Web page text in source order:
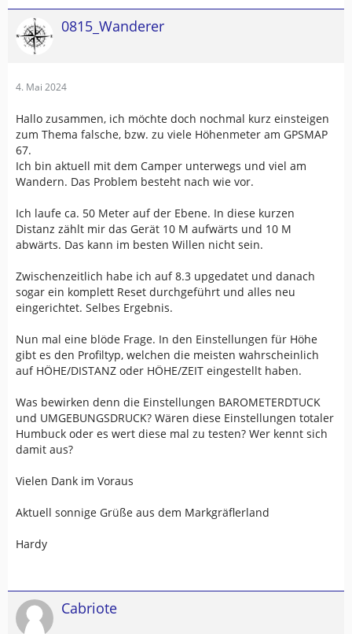
0815_Wanderer
4. Mai 2024
Hallo zusammen, ich möchte doch nochmal kurz einsteigen
zum Thema falsche, bzw. zu viele Höhenmeter am GPSMAP
67.
Ich bin aktuell mit dem Camper unterwegs und viel am
Wandern. Das Problem besteht nach wie vor.
Ich laufe ca. 50 Meter auf der Ebene. In diese kurzen
Distanz zählt mir das Gerät 10 M aufwärts und 10 M
abwärts. Das kann im besten Willen nicht sein.
Zwischenzeitlich habe ich auf 8.3 upgedatet und danach
sogar ein komplett Reset durchgeführt und alles neu
eingerichtet. Selbes Ergebnis.
Nun mal eine blöde Frage. In den Einstellungen für Höhe
gibt es den Profiltyp, welchen die meisten wahrscheinlich
auf HÖHE/DISTANZ oder HÖHE/ZEIT eingestellt haben.
Was bewirken denn die Einstellungen BAROMETERDTUCK
und UMGEBUNGSDRUCK? Wären diese Einstellungen totaler
Humbuck oder es wert diese mal zu testen? Wer kennt sich
damit aus?
Vielen Dank im Voraus
Aktuell sonnige Grüße aus dem Markgräflerland
Hardy
Cabriote